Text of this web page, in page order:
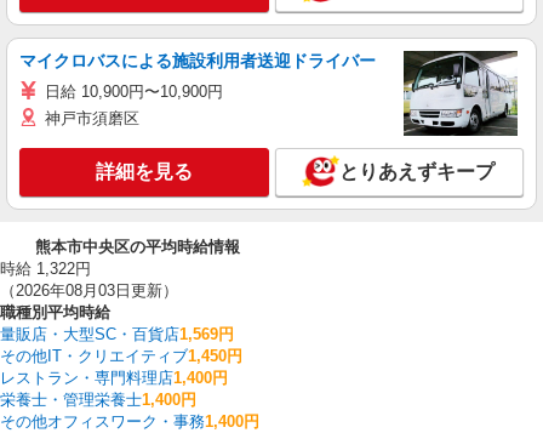
マイクロバスによる施設利用者送迎ドライバー
日給 10,900円〜10,900円
神戸市須磨区
詳細を見る とりあえずキープ
熊本市中央区の平均時給情報
時給 1,322円
（2026年08月03日更新）
職種別平均時給
量販店・大型SC・百貨店1,569円
その他IT・クリエイティブ1,450円
レストラン・専門料理店1,400円
栄養士・管理栄養士1,400円
その他オフィスワーク・事務1,400円